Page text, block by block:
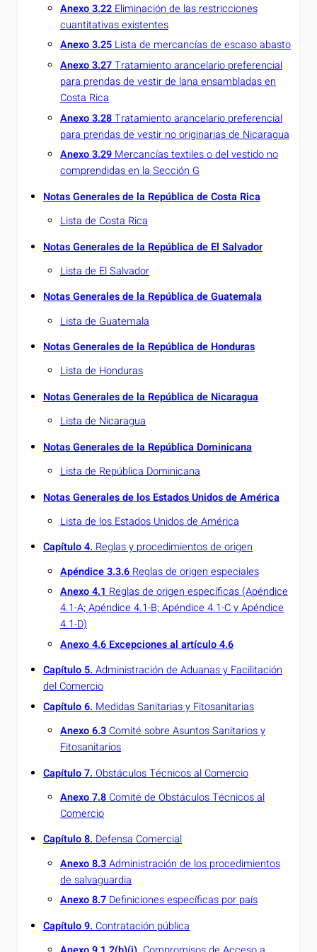
Anexo 3.22 Eliminación de las restricciones
cuantitativas existentes
Anexo 3.25Lista de mercancías de escaso abasto
Anexo 3.27Tratamiento arancelario preferencial
para prendas de vestir de lana ensambladas en
Costa Rica
Anexo 3.28Tratamiento arancelario preferencial
para prendas de vestir no originarias de Nicaragua
Anexo 3.29Mercancías textiles o del vestido no
comprendidas en la Sección G
Notas Generales de la República de Costa Rica
Lista de Costa Rica
Notas Generales de la República de El Salvador
Lista de El Salvador
Notas Generales de la República de Guatemala
Lista de Guatemala
Notas Generales de la República de Honduras
Lista de Honduras
Notas Generales de la República de Nicaragua
Lista de Nicaragua
Notas Generales de la República Dominicana
Lista de República Dominicana
Notas Generales de los Estados Unidos de América
Lista de los Estados Unidos de América
Capítulo 4.Reglas y procedimientos de origen
Apéndice 3.3.6 Reglas de origen especiales
Anexo 4.1 Reglas de origen específicas (Apéndice
4.1-A; Apéndice 4.1-B; Apéndice 4.1-C y Apéndice
4.1-D)
Anexo 4.6 Excepciones al artículo 4.6
Capítulo 5.Administración de Aduanas y Facilitación
del Comercio
Capítulo 6. Medidas Sanitarias y Fitosanitarias
Anexo 6.3 Comité sobre Asuntos Sanitarios y
Fitosanitarios
Capítulo 7. Obstáculos Técnicos al Comercio
Anexo 7.8 Comité de Obstáculos Técnicos al
Comercio
Capítulo 8.Defensa Comercial
Anexo 8.3Administración de los procedimientos
de salvaguardia
Anexo 8.7Definiciones específicas por país
Capítulo 9. Contratación pública